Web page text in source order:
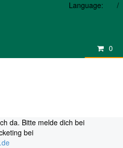
Language: /
0
da. Bitte melde dich bei
bei